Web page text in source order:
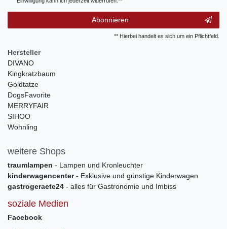
Abonnieren
** Hierbei handelt es sich um ein Pflichtfeld.
Hersteller
DIVANO
Kingkratzbaum
Goldtatze
DogsFavorite
MERRYFAIR
SIHOO
Wohnling
weitere Shops
traumlampen - Lampen und Kronleuchter
kinderwagencenter- Exklusive und günstige Kinderwagen
gastrogeraete24 - alles für Gastronomie und Imbiss
soziale Medien
Facebook